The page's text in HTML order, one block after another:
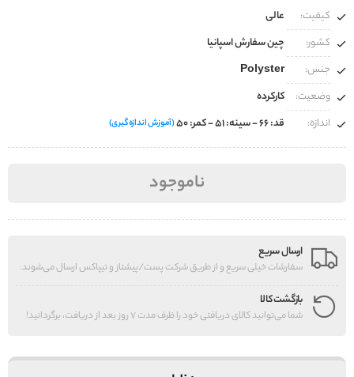
کیفیت:
عالی
کشور:
چین سفارش اسپانیا
جنس:
Polyster
وضعیت:
کارکرده
اندازه:
قد: 66 - سینه: 51 - کمر: 50 (آموزش اندازه‌گیری)
ناموجود
ارسال سریع
سفارشات خیلی سریع و از طریق شرکت پست/پیشتاز و تیپاکس ارسال می‌شوند.
بازگشت کالا
شما می‌توانید کالای دریافتی خود را ظرف مدت 7 روز بعد از دریافت، برگردانید!